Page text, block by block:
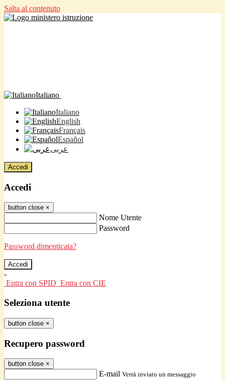
Salta al contenuto
Italiano
Italiano
English
Français
Español
عربى
Accedi
Accedi
button close ×
Nome Utente
Password
Password dimenticata?
-
Entra con SPID Entra con CIE
Seleziona utente
button close ×
Recupero password
button close ×
E-mail Verrà inviato un messaggio